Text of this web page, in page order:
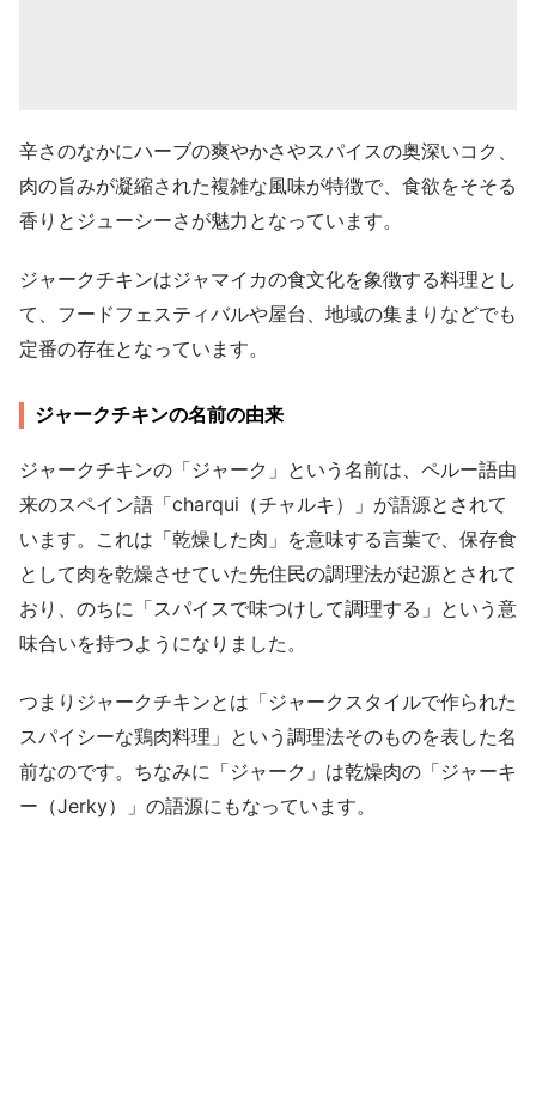
辛さのなかにハーブの爽やかさやスパイスの奥深いコク、
肉の旨みが凝縮された複雑な風味が特徴で、食欲をそそる
香りとジューシーさが魅力となっています。
ジャークチキンはジャマイカの食文化を象徴する料理とし
て、フードフェスティバルや屋台、地域の集まりなどでも
定番の存在となっています。
ジャークチキンの名前の由来
ジャークチキンの「ジャーク」という名前は、ペルー語由
来のスペイン語「charqui（チャルキ）」が語源とされて
います。これは「乾燥した肉」を意味する言葉で、保存食
として肉を乾燥させていた先住民の調理法が起源とされて
おり、のちに「スパイスで味つけして調理する」という意
味合いを持つようになりました。
つまりジャークチキンとは「ジャークスタイルで作られた
スパイシーな鶏肉料理」という調理法そのものを表した名
前なのです。ちなみに「ジャーク」は乾燥肉の「ジャーキ
ー（Jerky）」の語源にもなっています。